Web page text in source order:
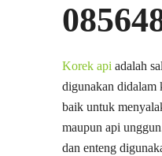
Korek api adalah
digunakan didalam
baik untuk
maupun api
dan enteng